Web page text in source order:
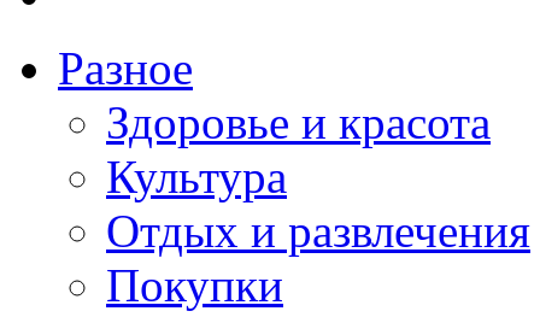
Разное
Здоровье и красота
Культура
Отдых и развлечения
Покупки